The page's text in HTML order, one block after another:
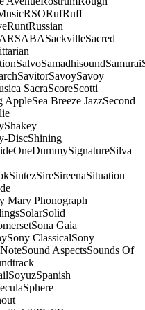
RSORufRuff
RuntRussian
SABASackvilleSacred
SalvoSamadhisoundSamurai
SavitorSavoySavoy
SacraScoreScotti
AppleSea Breeze JazzSecond
Shakey
DiscShining
SignatureSilva
SintezSireSireenaSituation
Mary Phonograph
SolarSolid
Sona Gaia
Sony ClassicalSony
Sound AspectsSounds Of
SoyuzSpanish
Sphere